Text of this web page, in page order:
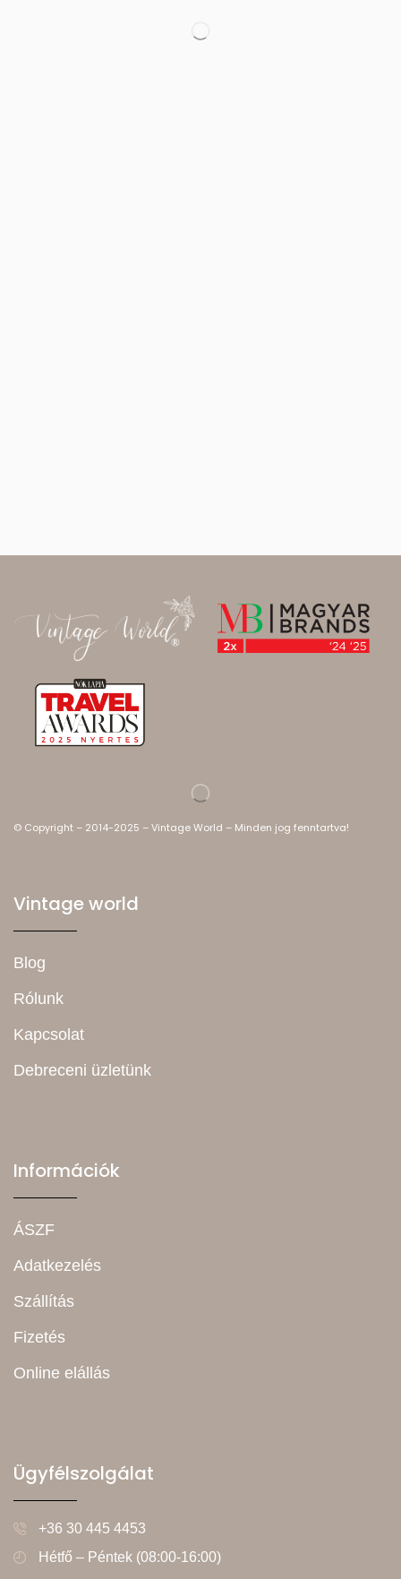
© Copyright – 2014-2025 – Vintage World – Minden jog fenntartva!
Vintage world
Blog
Rólunk
Kapcsolat
Debreceni üzletünk
Információk
ÁSZF
Adatkezelés
Szállítás
Fizetés
Online elállás
Ügyfélszolgálat
+36 30 445 4453
Hétfő – Péntek (08:00-16:00)